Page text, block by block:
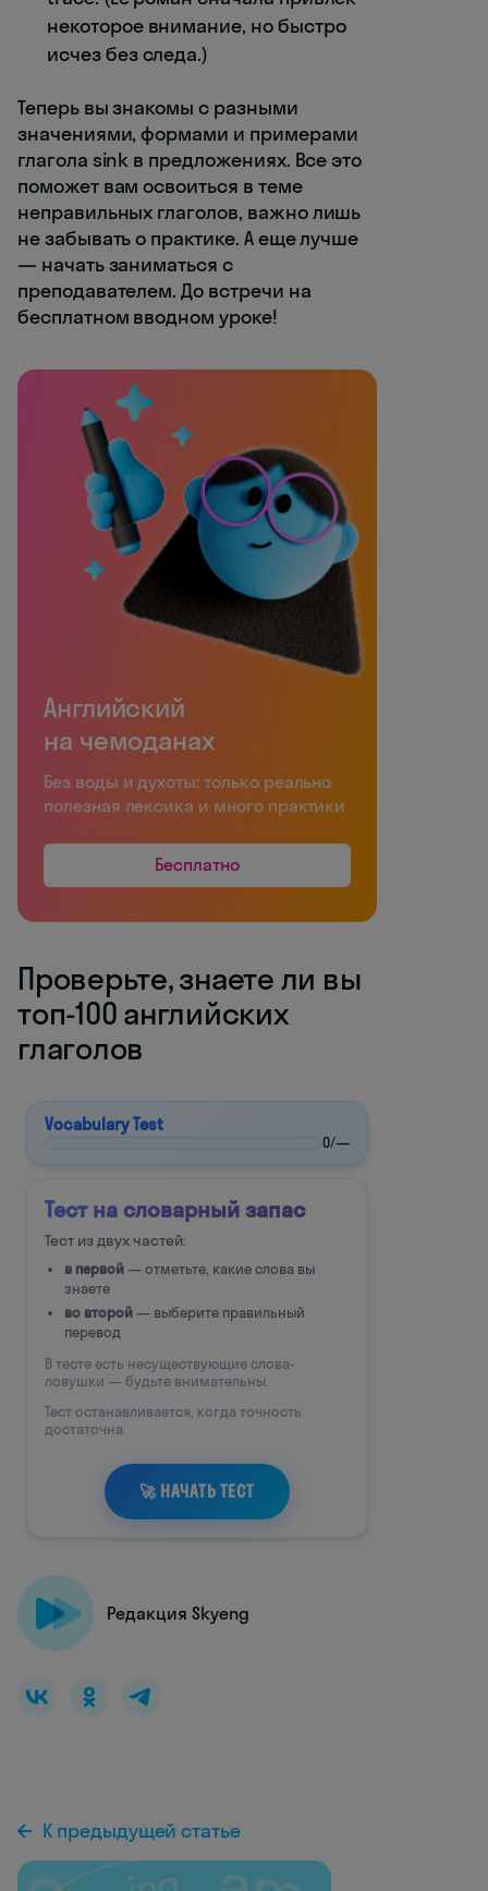
некоторое внимание, но быстро
исчез без следа.)
Теперь вы знакомы с разными
значениями, формами и примерами
глагола sink в предложениях. Все это
поможет вам освоиться в теме
неправильных глаголов, важно лишь
не забывать о практике. А еще лучше
— начать заниматься с
преподавателем. До встречи на
бесплатном вводном уроке!
Английский
на чемоданах
Без воды и духоты: только реально
полезная лексика и много практики
Бесплатно
Проверьте, знаете ли вы
топ-100 английских
глаголов
Редакция Skyeng
К предыдущей статье